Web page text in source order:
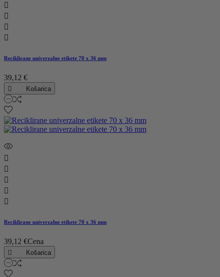




Reciklirane univerzalne etikete 70 x 36 mm
39,12 €
 Košarica





Reciklirane univerzalne etikete 70 x 36 mm
39,12 €Cena
 Košarica